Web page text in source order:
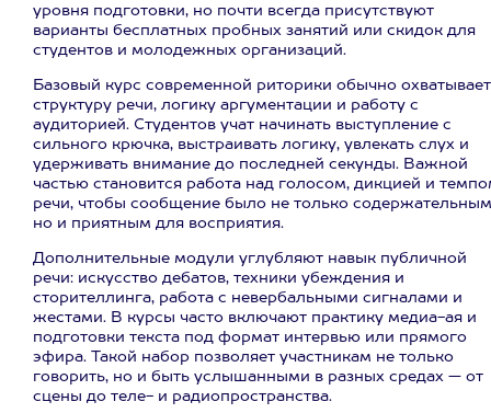
уровня подготовки, но почти всегда присутствуют
варианты бесплатных пробных занятий или скидок для
студентов и молодежных организаций.
Базовый курс современной риторики обычно охватывает
структуру речи, логику аргументации и работу с
аудиторией. Студентов учат начинать выступление с
сильного крючка, выстраивать логику, увлекать слух и
удерживать внимание до последней секунды. Важной
частью становится работа над голосом, дикцией и
речи, чтобы сообщение было не только
но и приятным для восприятия.
Дополнительные модули углубляют навык публичной
речи: искусство дебатов, техники убеждения и
сторителлинга, работа с невербальными сигналами и
жестами. В курсы часто включают практику медиа-ая и
подготовки текста под формат интервью или прямого
эфира. Такой набор позволяет участникам не только
говорить, но и быть услышанными в разных средах — от
сцены до теле- и радиопространства.